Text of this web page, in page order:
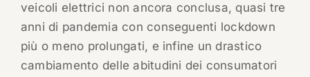
veicoli elettrici non ancora conclusa, quasi tre
anni di pandemia con conseguenti lockdown
più o meno prolungati, e infine un drastico
cambiamento delle abitudini dei consumatori